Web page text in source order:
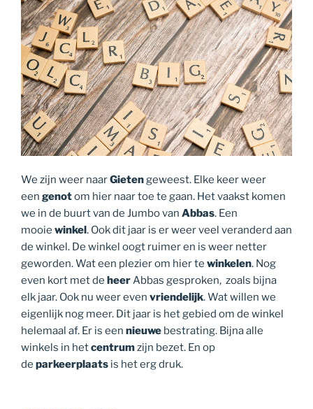
We zijn weer naarGietengeweest. Elke keer weer
een genotom hier naar toe te gaan. Het vaakst komen
we in de buurt van de Jumbo van Abbas. Een
mooie winkel. Ook dit jaar is er weer veel veranderd aan
de winkel. De winkel oogt ruimer en is weer netter
geworden. Wat een plezier om hier te winkelen. Nog
even kort met de heerAbbas gesproken, zoals bijna
elk jaar. Ook nu weer even vriendelijk. Wat willen we
eigenlijk nog meer. Dit jaar is het gebied om de winkel
helemaal af. Er is een nieuwe bestrating. Bijna alle
winkels in hetcentrumzijn bezet. En op
de parkeerplaats is het erg druk.